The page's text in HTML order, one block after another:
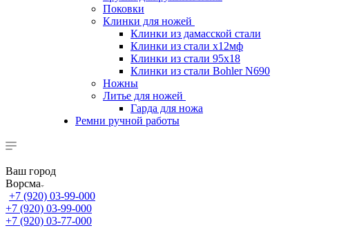
Поковки
Клинки для ножей
Клинки из дамасской стали
Клинки из стали х12мф
Клинки из стали 95х18
Клинки из стали Bohler N690
Ножны
Литье для ножей
Гарда для ножа
Ремни ручной работы
Ваш город
Ворсма
+7 (920) 03-99-000
+7 (920) 03-99-000
+7 (920) 03-77-000